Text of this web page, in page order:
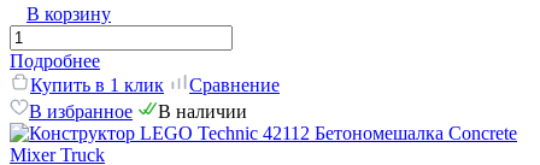
В корзину
Подробнее
Купить в 1 клик
Сравнение
В избранное
В наличии